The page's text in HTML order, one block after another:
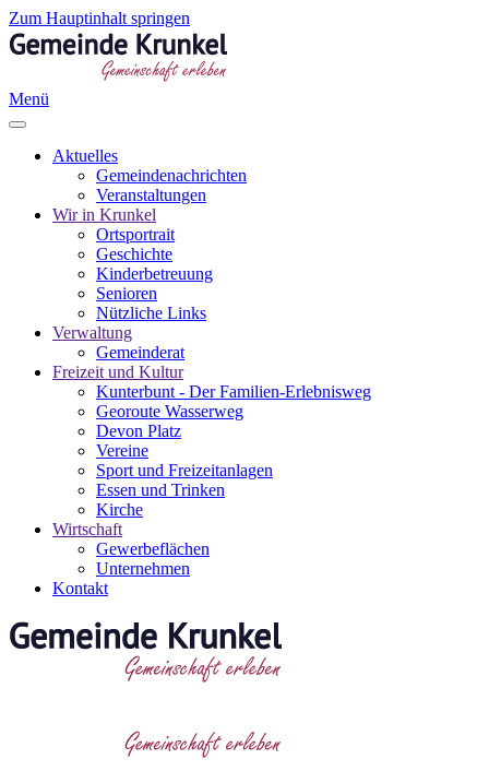
Zum Hauptinhalt springen
Menü
Aktuelles
Gemeindenachrichten
Veranstaltungen
Wir in Krunkel
Ortsportrait
Geschichte
Kinderbetreuung
Senioren
Nützliche Links
Verwaltung
Gemeinderat
Freizeit und Kultur
Kunterbunt - Der Familien-Erlebnisweg
Georoute Wasserweg
Devon Platz
Vereine
Sport und Freizeitanlagen
Essen und Trinken
Kirche
Wirtschaft
Gewerbeflächen
Unternehmen
Kontakt